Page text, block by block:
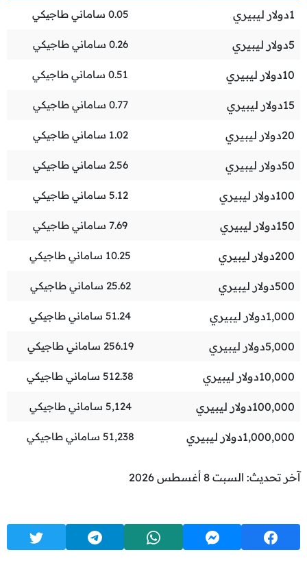
1دولار ليبيري 0.05 ساماني طاجيكي
5دولار ليبيري 0.26 ساماني طاجيكي
10دولار ليبيري 0.51 ساماني طاجيكي
15دولار ليبيري 0.77 ساماني طاجيكي
20دولار ليبيري 1.02 ساماني طاجيكي
50دولار ليبيري 2.56 ساماني طاجيكي
100دولار ليبيري 5.12 ساماني طاجيكي
150دولار ليبيري 7.69 ساماني طاجيكي
200دولار ليبيري 10.25 ساماني طاجيكي
500دولار ليبيري 25.62 ساماني طاجيكي
1,000دولار ليبيري 51.24 ساماني طاجيكي
5,000دولار ليبيري 256.19 ساماني طاجيكي
10,000دولار ليبيري 512.38 ساماني طاجيكي
100,000دولار ليبيري 5,124 ساماني طاجيكي
1,000,000دولار ليبيري 51,238 ساماني طاجيكي
آخر تحديث: السبت 8 أغسطس 2026